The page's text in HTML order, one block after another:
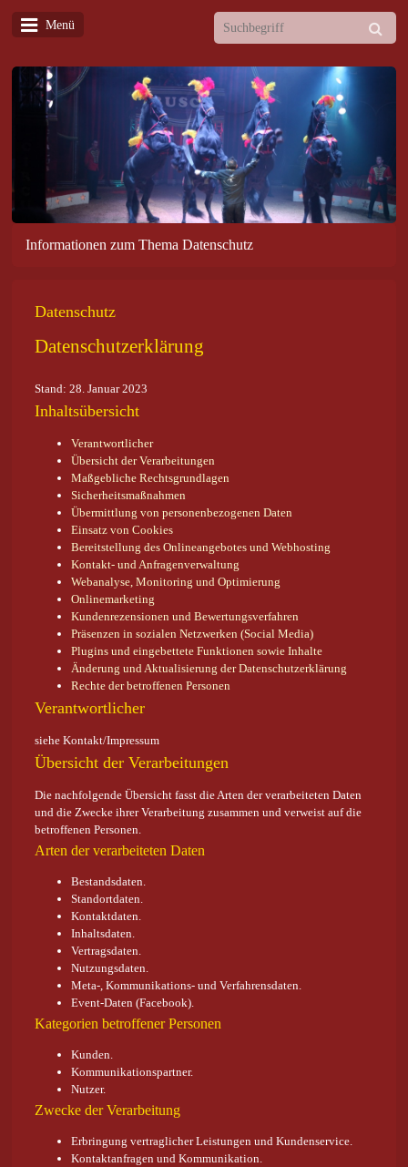
Menü
Informationen zum Thema Datenschutz
Datenschutz
Datenschutzerklärung
Stand: 28. Januar 2023
Inhaltsübersicht
Verantwortlicher
Übersicht der Verarbeitungen
Maßgebliche Rechtsgrundlagen
Sicherheitsmaßnahmen
Übermittlung von personenbezogenen Daten
Einsatz von Cookies
Bereitstellung des Onlineangebotes und Webhosting
Kontakt- und Anfragenverwaltung
Webanalyse, Monitoring und Optimierung
Onlinemarketing
Kundenrezensionen und Bewertungsverfahren
Präsenzen in sozialen Netzwerken (Social Media)
Plugins und eingebettete Funktionen sowie Inhalte
Änderung und Aktualisierung der Datenschutzerklärung
Rechte der betroffenen Personen
Verantwortlicher
siehe Kontakt/Impressum
Übersicht der Verarbeitungen
Die nachfolgende Übersicht fasst die Arten der verarbeiteten Daten
und die Zwecke ihrer Verarbeitung zusammen und verweist auf die
betroffenen Personen.
Arten der verarbeiteten Daten
Bestandsdaten.
Standortdaten.
Kontaktdaten.
Inhaltsdaten.
Vertragsdaten.
Nutzungsdaten.
Meta-, Kommunikations- und Verfahrensdaten.
Event-Daten (Facebook).
Kategorien betroffener Personen
Kunden.
Kommunikationspartner.
Nutzer.
Zwecke der Verarbeitung
Erbringung vertraglicher Leistungen und Kundenservice.
Kontaktanfragen und Kommunikation.